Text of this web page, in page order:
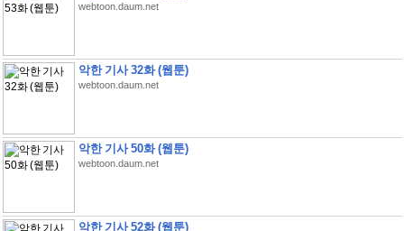
webtoon.daum.net
악한 기사 32화 (웹툰)
webtoon.daum.net
악한 기사 50화 (웹툰)
webtoon.daum.net
악한 기사 52화 (웹툰)